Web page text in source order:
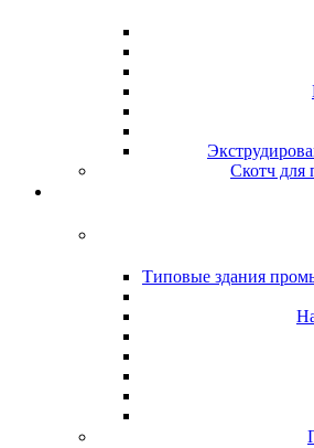
Скотч для
Типовые здания